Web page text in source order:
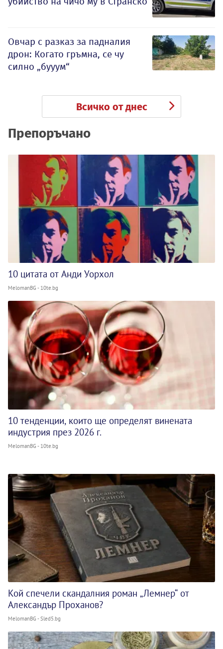
Овчар с разказ за падналия
дрон: Когато гръмна, се чу
силно „бууум“
Всичко от днес
Препоръчано
10 цитата от Анди Уорхол
MelomanBG - 10te.bg
10 тенденции, които ще определят винената
индустрия през 2026 г.
MelomanBG - 10te.bg
Кой спечели скандалния роман „Лемнер“ от
Александър Проханов?
MelomanBG - Sled5.bg